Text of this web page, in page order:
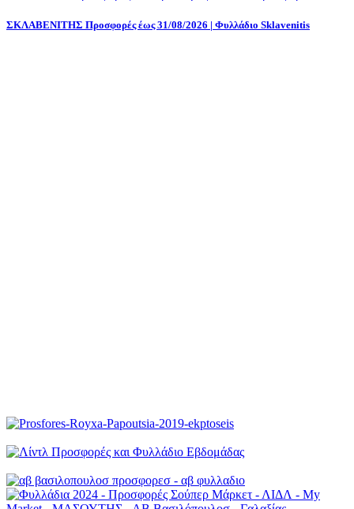
ΣΚΛΑΒΕΝΙΤΗΣ Προσφορές έως 31/08/2026 | Φυλλάδιο Sklavenitis